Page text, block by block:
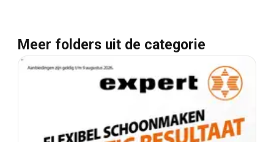
Meer folders uit de categorie